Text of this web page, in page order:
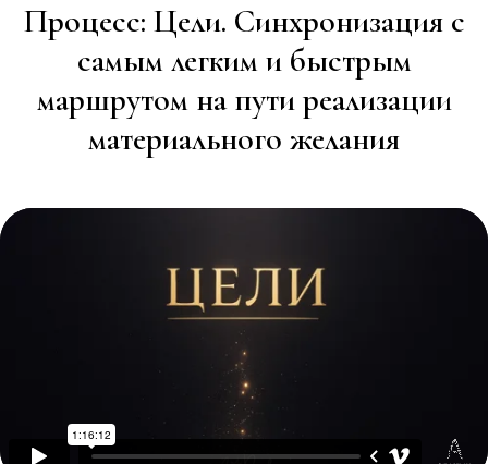
Процесс: Цели. Синхронизация с
самым легким и быстрым
маршрутом на пути реализации
материального желания